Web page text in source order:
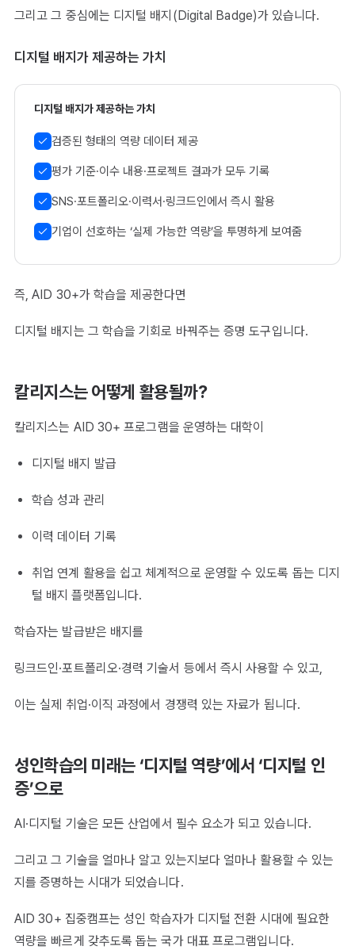
그리고 그 중심에는 디지털 배지(Digital Badge)가 있습니다.
디지털 배지가 제공하는 가치
디지털 배지가 제공하는 가치
검증된 형태의 역량 데이터 제공
평가 기준·이수 내용·프로젝트 결과가 모두 기록
SNS·포트폴리오·이력서·링크드인에서 즉시 활용
기업이 선호하는 ‘실제 가능한 역량’을 투명하게 보여줌
즉, AID 30+가 학습을 제공한다면
디지털 배지는 그 학습을 기회로 바꿔주는 증명 도구입니다.
칼리지스는 어떻게 활용될까?
칼리지스는 AID 30+ 프로그램을 운영하는 대학이
디지털 배지 발급
학습 성과 관리
이력 데이터 기록
취업 연계 활용을 쉽고 체계적으로 운영할 수 있도록 돕는 디지
털 배지 플랫폼입니다.
학습자는 발급받은 배지를
링크드인·포트폴리오·경력 기술서 등에서 즉시 사용할 수 있고,
이는 실제 취업·이직 과정에서 경쟁력 있는 자료가 됩니다.
성인학습의 미래는 ‘디지털 역량’에서 ‘디지털 인
증’으로
AI·디지털 기술은 모든 산업에서 필수 요소가 되고 있습니다.
그리고 그 기술을 얼마나 알고 있는지보다 얼마나 활용할 수 있는
지를 증명하는 시대가 되었습니다.
AID 30+ 집중캠프는 성인 학습자가 디지털 전환 시대에 필요한
역량을 빠르게 갖추도록 돕는 국가 대표 프로그램입니다.